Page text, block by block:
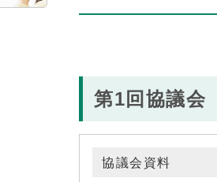
第1回協議会
協議会資料